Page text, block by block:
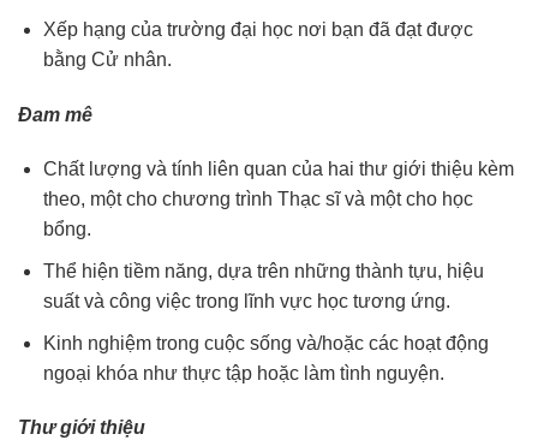
Xếp hạng của trường đại học nơi bạn đã đạt được
bằng Cử nhân.
Đam mê
Chất lượng và tính liên quan của hai thư giới thiệu kèm
theo, một cho chương trình Thạc sĩ và một cho học
bổng.
Thể hiện tiềm năng, dựa trên những thành tựu, hiệu
suất và công việc trong lĩnh vực học tương ứng.
Kinh nghiệm trong cuộc sống và/hoặc các hoạt động
ngoại khóa như thực tập hoặc làm tình nguyện.
Thư giới thiệu